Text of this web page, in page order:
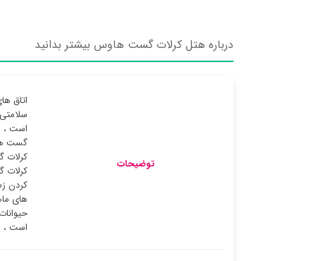
درباره هتل کرلات گست هاوس بیشتر بدانید
توضیحات
اتاق
است ،
گست
کرلات
کرلات
کردن
های
است ،